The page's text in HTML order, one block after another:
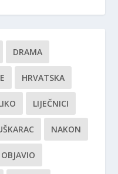
DRAMA
HRVATSKA
LIJEČNICI
NAKON
OBJAVIO